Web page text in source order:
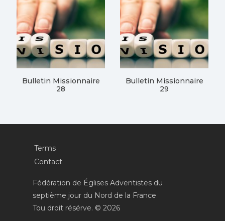
Bulletin Missionnaire
28
Bulletin Missionnaire
29
Fédération de Églises Adventistes du
septième jour du Nord de la France
Tou droit résérve. © 2026
Terms
Contact